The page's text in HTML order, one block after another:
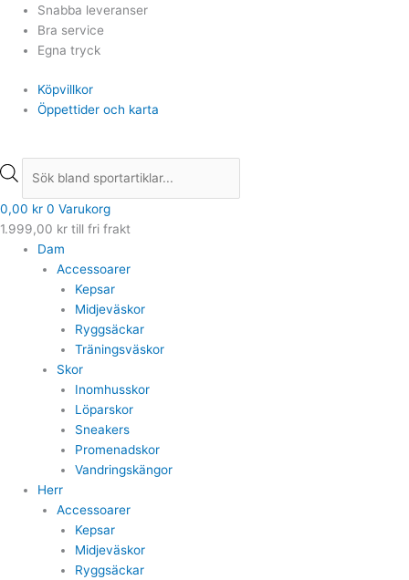
Hoppa
innehåll
Snabba leveranser
Bra service
Egna tryck
Köpvillkor
Öppettider och karta
Products
search
0,00 kr 0 Varukorg
1.999,00 kr till fri frakt
Dam
Accessoarer
Kepsar
Midjeväskor
Ryggsäckar
Träningsväskor
Skor
Inomhusskor
Löparskor
Sneakers
Promenadskor
Vandringskängor
Herr
Accessoarer
Kepsar
Midjeväskor
Ryggsäckar
Products
search